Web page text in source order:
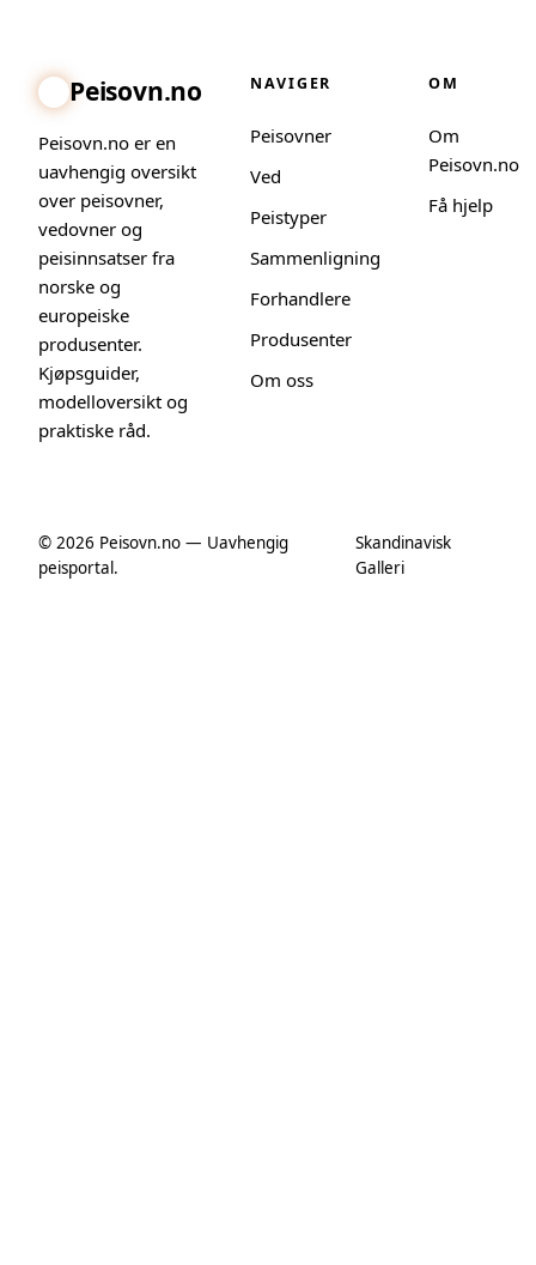
Peisovn.no
Peisovn.no er en
uavhengig oversikt
over peisovner,
vedovner og
peisinnsatser fra
norske og
europeiske
produsenter.
Kjøpsguider,
modelloversikt og
praktiske råd.
NAVIGER
Peisovner
Ved
Peistyper
Sammenligning
Forhandlere
Produsenter
Om oss
OM
Om
Peisovn.no
Få hjelp
© 2026 Peisovn.no — Uavhengig
peisportal.
Skandinavisk
Galleri